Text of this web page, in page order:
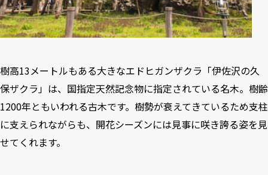
樹高13メートルもある大きなエドヒガンザクラ「伊佐沢の久
保ザクラ」は、国指定天然記念物に指定されている名木。樹齢
1200年ともいわれる古木です。樹勢が衰えてきているため支柱
に支えられながらも、開花シーズンには見事に咲き誇る姿を見
せてくれます。